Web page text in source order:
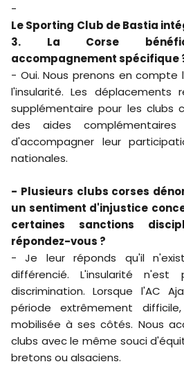
-
Le Sporting Club de Bastia
3. La Corse
accompagnement spécifique
- Oui. Nous prenons en
l'insularité. Les déplacements
supplémentaire pour les clubs
des aides
d'accompagner leur
nationales.
- Plusieurs clubs corses
un sentiment d'injustice
certaines sanctions
répondez-vous ?
- Je leur réponds qu'il
différencié. L'insularité
discrimination. Lorsque l'AC
période extrêmement
mobilisée à ses côtés. Nous
clubs avec le même souci
bretons ou alsaciens.